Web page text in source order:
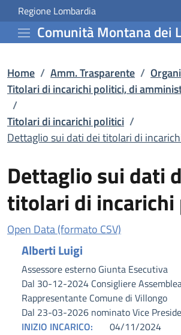
Vai al contenuto principale
Dettaglio sui
Regione Lombardia
Home / Amm. Trasparente /
Titolari di incarichi politici, di
/
Titolari di incarichi politici /
Dettaglio sui dati dei titolari di
Dettaglio sui dati
titolari di
Open Data (formato CSV)
Alberti Luigi
Assessore esterno Giunta Esecutiva
Dal 30-12-2024 Consigliere
Rappresentante Comune di Villongo
Dal 23-03-2026 nominato Vice
INIZIO INCARICO:
04/11/2024